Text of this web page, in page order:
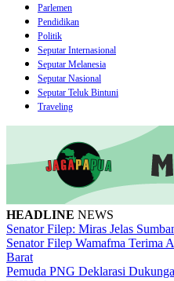
Parlemen
Pendidikan
Politik
Seputar Internasional
Seputar Melanesia
Seputar Nasional
Seputar Teluk Bintuni
Traveling
HEADLINE NEWS
Senator Filep: Miras Jelas
Senator Filep Wamafma Terima
Barat
Pemuda PNG Deklarasi